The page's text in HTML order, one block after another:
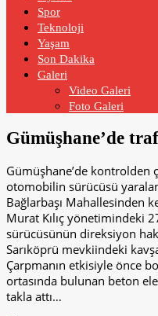
Spor
Teknoloji
Yaşam
Son Dakika
Galeri
Video Galeri
Foto Galeri
Gümüşhane’de
Gümüşhane’de kontrolden
otomobilin sürücüsü
Bağlarbaşı Mahallesinden
Murat Kılıç yönetimindeki
sürücüsünün direksiyon
Sarıköprü mevkiindeki
Çarpmanın etkisiyle önce
ortasında bulunan beton
takla attı…